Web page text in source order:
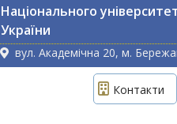
Національного
України
вул. Академічна 20, м.
Контакти